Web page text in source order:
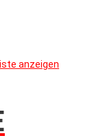
anzeigen